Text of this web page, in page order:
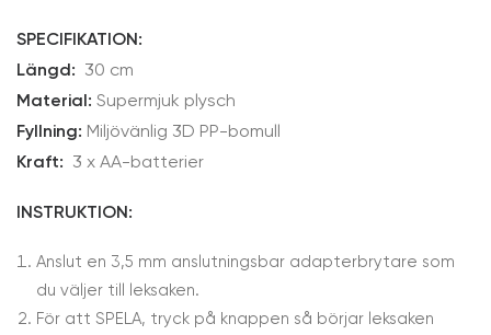
SPECIFIKATION:
Längd: 30 cm
Material: Supermjuk plysch
Fyllning: Miljövänlig 3D PP-bomull
Kraft: 3 x AA-batterier
INSTRUKTION:
Anslut en 3,5 mm anslutningsbar adapterbrytare som
du väljer till leksaken.
För att SPELA, tryck på knappen så börjar leksaken